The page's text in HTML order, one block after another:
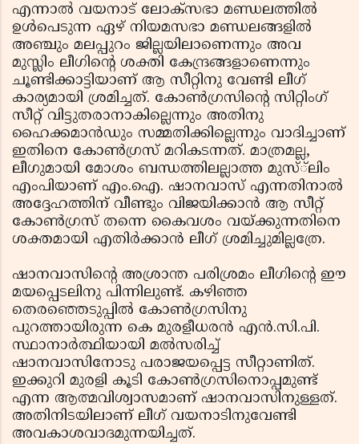
എന്നാല്‍ വയനാട് ലോക്‌സഭാ മണ്ഡലത്തില്‍
ഉള്‍പെടുന്ന ഏഴ് നിയമസഭാ മണ്ഡലങ്ങളില്‍
അഞ്ചും മലപ്പുറം ജില്ലയിലാണെന്നും അവ
മുസ്ലിം ലീഗിന്റെ ശക്തി കേന്ദ്രങ്ങളാണെന്നും
ചൂണ്ടിക്കാട്ടിയാണ് ആ സീറ്റിനു വേണ്ടി ലീഗ്
കാര്യമായി ശ്രമിച്ചത്. കോണ്‍ഗ്രസിന്റെ സിറ്റിംഗ്
സീറ്റ് വിട്ടുതരാനാകില്ലെന്നും അതിനു
ഹൈക്കമാന്‍ഡും സമ്മതിക്കില്ലെന്നും വാദിച്ചാണ്
ഇതിനെ കോണ്‍ഗ്രസ് മറികടന്നത്. മാത്രമല്ല,
ലീഗുമായി മോശം ബന്ധത്തിലല്ലാത്ത മുസ്്‌ലിം
എംപിയാണ് എം.ഐ. ഷാനവാസ് എന്നതിനാല്‍
അദ്ദേഹത്തിന് വീണ്ടും വിജയിക്കാന്‍ ആ സീറ്റ്
കോണ്‍ഗ്രസ് തന്നെ കൈവശം വയ്ക്കുന്നതിനെ
ശക്തമായി എതിര്‍ക്കാന്‍ ലീഗ് ശ്രമിച്ചുമില്ലത്രേ.
ഷാനവാസിന്റെ അശ്രാന്ത പരിശ്രമം ലീഗിന്റെ ഈ
മയപ്പെടലിനു പിന്നിലുണ്ട്. കഴിഞ്ഞ
തെരഞ്ഞെടുപ്പില്‍ കോണ്‍ഗ്രസിനു
പുറത്തായിരുന്ന കെ മുരളീധരന്‍ എന്‍.സി.പി.
സ്ഥാനാര്‍ത്ഥിയായി മല്‍സരിച്ച്
ഷാനവാസിനോടു പരാജയപ്പെട്ട സീറ്റാണിത്.
ഇക്കുറി മുരളി കൂടി കോണ്‍ഗ്രസിനൊപ്പമുണ്ട്
എന്ന ആത്മവിശ്വാസമാണ് ഷാനവാസിനുള്ളത്.
അതിനിടയിലാണ് ലീഗ് വയനാടിനുവേണ്ടി
അവകാശവാദമുന്നയിച്ചത്.